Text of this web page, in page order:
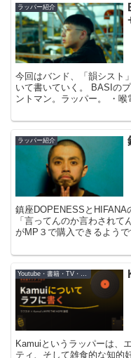
ラッパー紹介
今回はバンド、「韻シスト
いて書いていく。 BASIの
ントマン。ラッパー。 ・喉
ラッパー紹介
鎮座DOPENESSとHIFANA
「言ってんのか言わされ
がMP３で購入できるよう
Youtube・書籍・TV・映画
Kamuiというラッパーは、
ティ、そして雑食的な知的